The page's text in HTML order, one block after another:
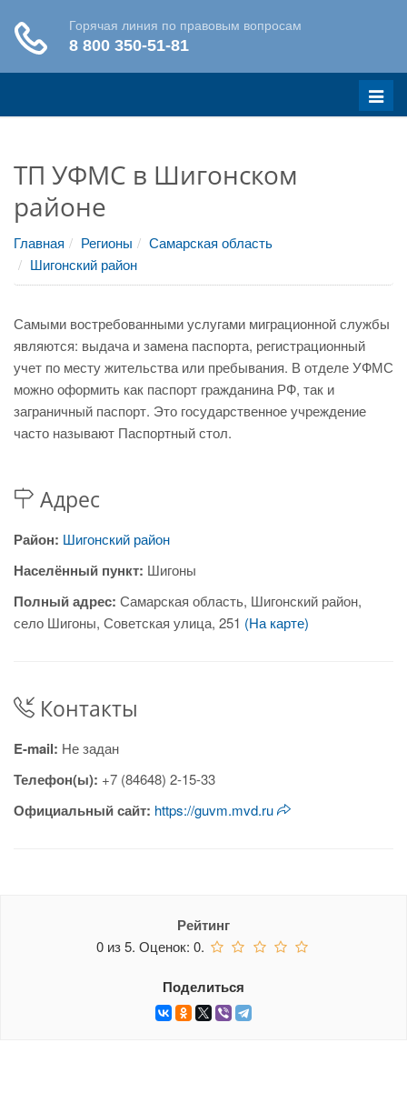
Меню
ТП УФМС в Шигонском
районе
Главная Регионы
Самарская область
Шигонский район
Самыми востребованными услугами миграционной службы
являются: выдача и замена паспорта, регистрационный
учет по месту жительства или пребывания. В отделе УФМС
можно оформить как паспорт гражданина РФ, так и
заграничный паспорт. Это государственное учреждение
часто называют Паспортный стол.
Адрес
Район: Шигонский район
Населённый пункт: Шигоны
Полный адрес: Самарская область, Шигонский район,
село Шигоны, Советская улица, 251 (На карте)
Контакты
E-mail: Не задан
Телефон(ы): +7 (84648) 2-15-33
Официальный сайт: https://guvm.mvd.ru
Рейтинг
0 из5. Оценок:0.
Поделиться